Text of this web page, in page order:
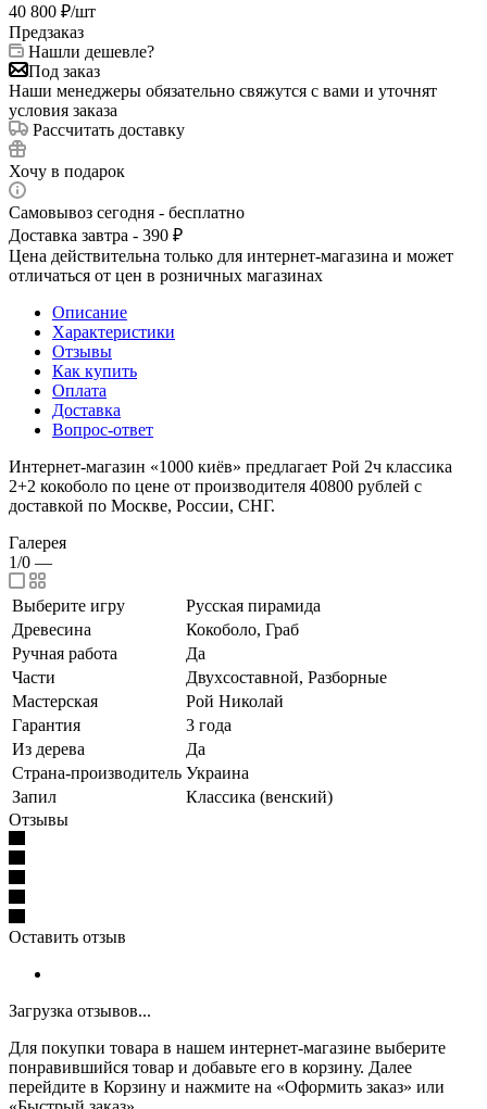
40 800 ₽/шт
Предзаказ
Нашли дешевле?
Под заказ
Наши менеджеры обязательно свяжутся с вами и уточнят
условия заказа
Рассчитать доставку
Хочу в подарок
Самовывоз сегодня - бесплатно
Доставка завтра - 390 ₽
Цена действительна только для интернет-магазина и может
отличаться от цен в розничных магазинах
Описание
Характеристики
Отзывы
Как купить
Оплата
Доставка
Вопрос-ответ
Интернет-магазин «1000 киёв» предлагает Рой 2ч классика
2+2 кокоболо по цене от производителя 40800 рублей с
доставкой по Москве, России, СНГ.
Галерея
1/0 —
Выберите игру
Русская пирамида
Древесина
Кокоболо, Граб
Ручная работа
Да
Части
Двухсоставной, Разборные
Мастерская
Рой Николай
Гарантия
3 года
Из дерева
Да
Страна-производитель Украина
Запил
Классика (венский)
Отзывы
Оставить отзыв
Загрузка отзывов...
Для покупки товара в нашем интернет-магазине выберите
понравившийся товар и добавьте его в корзину. Далее
перейдите в Корзину и нажмите на «Оформить заказ» или